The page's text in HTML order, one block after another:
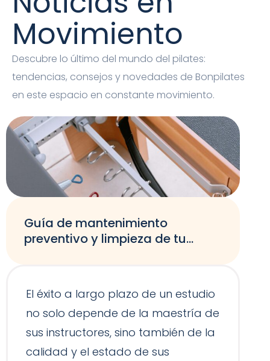
Movimiento
Descubre lo último del mundo del pilates:
tendencias, consejos y novedades de Bonpilates
en este espacio en constante movimiento.
Guía de mantenimiento
preventivo y limpieza de tu
El éxito a largo plazo de un estudio
no solo depende de la maestría de
sus instructores, sino también de la
calidad y el estado de sus